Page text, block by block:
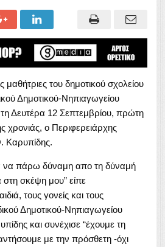
μαθήτριες του δημοτικού σχολείου
Δημοτικού-Νηπιαγωγείου
Δευτέρα 12 Σεπτεμβρίου, πρώτη
χρονιάς, ο Περιφερειάρχης
Καρυπίδης.
να πάρω δύναμη απο τη δύναμή
στη σκέψη μου” είπε
τους γονείς και τους
Δημοτικού-Νηπιαγωγείου
και συνέχισε “έχουμε τη
με την πρόσθετη -όχι